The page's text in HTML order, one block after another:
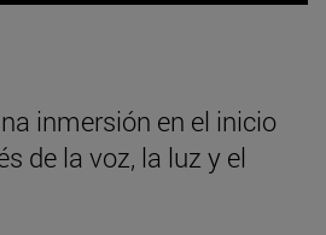
inmersión en el inicio
de la voz, la luz y el